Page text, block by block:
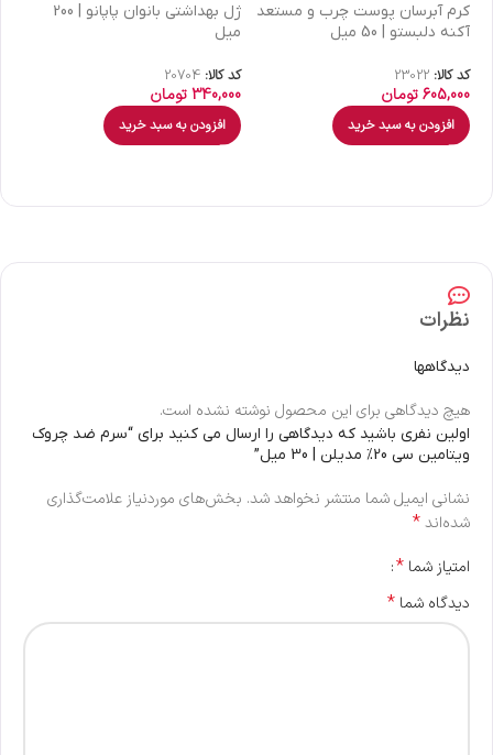
كرم آبرسان پوست چرب و مستعد
آکنه دلبستو | 50 میل
کد کالا: 23022
605,000تومان
افزودن به سبد خرید
ژل بهداشتی بانوان پاپانو | 200
میل
کد کالا: 20704
340,000تومان
افزودن به سبد خرید
نظرات
دیدگاهها
هیچ دیدگاهی برای این محصول نوشته نشده است.
اولین نفری باشید که دیدگاهی را ارسال می کنید برای “سرم ضد چروک
ویتامین سی 20% مدیلن | 30 میل”
نشانی ایمیل شما منتشر نخواهد شد. بخش‌های موردنیاز علامت‌گذاری
شده‌اند*
امتیاز شما *
دیدگاه شما *